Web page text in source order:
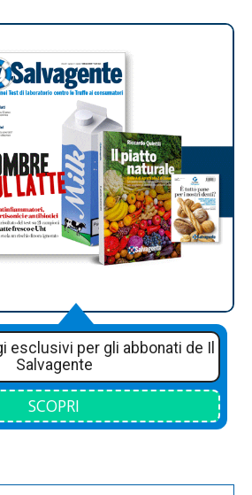
esclusivi per gli abbonati de Il
Salvagente
SCOPRI